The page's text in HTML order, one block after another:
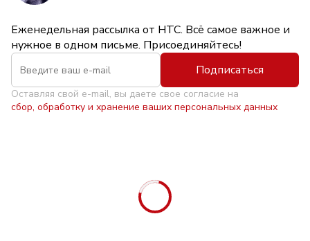
Еженедельная рассылка от НТС. Всё самое важное и
нужное в одном письме. Присоединяйтесь!
Подписаться
Оставляя свой e-mail, вы даете свое согласие на
сбор, обработку и хранение ваших персональных данных